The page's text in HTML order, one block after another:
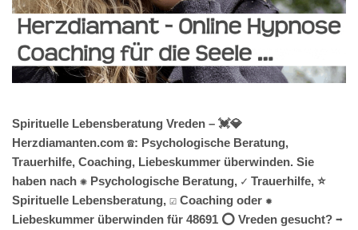
Spirituelle Lebensberatung Vreden – 💓️💎
Herzdiamanten.com ☎️: Psychologische Beratung,
Trauerhilfe, Coaching, Liebeskummer überwinden. Sie
haben nach ✺ Psychologische Beratung, ✓ Trauerhilfe, ⭐
Spirituelle Lebensberatung, ☑️ Coaching oder ✹
Liebeskummer überwinden für 48691 ⭕ Vreden gesucht? ➡️